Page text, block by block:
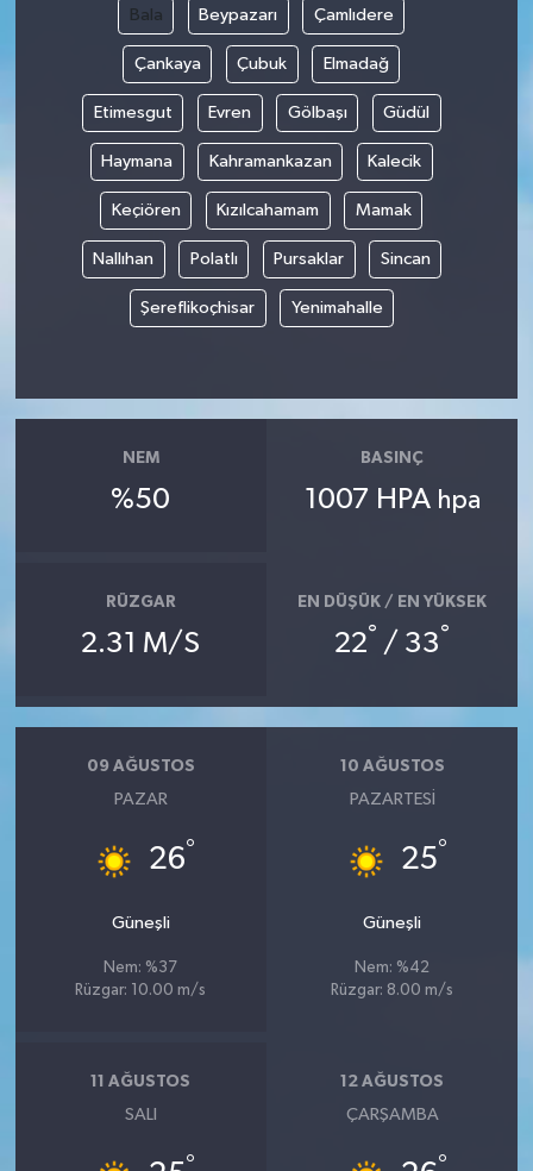
Bala Beypazarı Çamlıdere
Çankaya Çubuk Elmadağ
Etimesgut Evren Gölbaşı Güdül
Haymana Kahramankazan Kalecik
Keçiören Kızılcahamam Mamak
Nallıhan Polatlı Pursaklar Sincan
Şereflikoçhisar Yenimahalle
NEM
%50
BASINÇ
1007 HPA hpa
RÜZGAR
2.31 M/S
EN DÜŞÜK / EN YÜKSEK
22° / 33°
09 AĞUSTOS
PAZAR
26°
Güneşli
Nem: %37
Rüzgar: 10.00 m/s
10 AĞUSTOS
PAZARTESI
25°
Güneşli
Nem: %42
Rüzgar: 8.00 m/s
11 AĞUSTOS
SALI
°
12 AĞUSTOS
ÇARŞAMBA
°